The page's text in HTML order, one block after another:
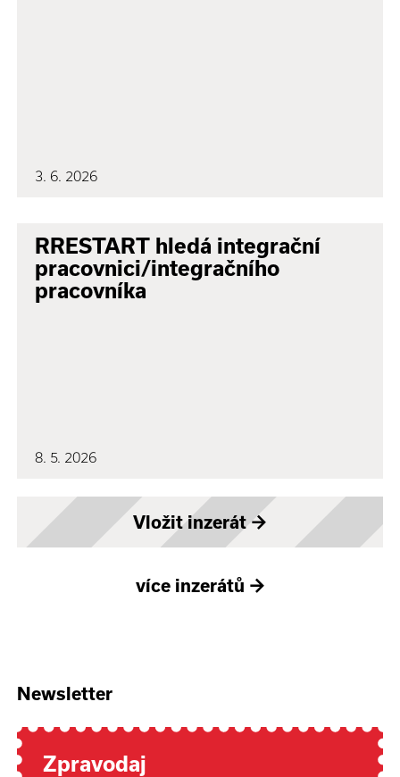
3. 6. 2026
RRESTART hledá integrační
pracovnici/integračního
pracovníka
8. 5. 2026
Vložit inzerát→
více inzerátů →
Newsletter
Zpravodaj